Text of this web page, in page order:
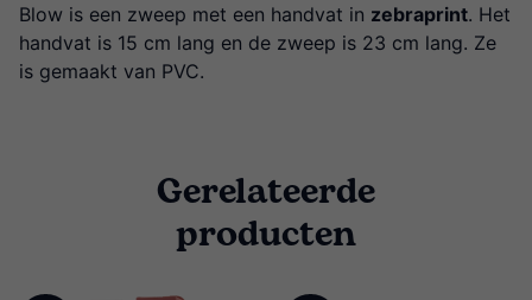
Blow is een zweep met een handvat in zebraprint. Het
handvat is 15 cm lang en de zweep is 23 cm lang. Ze
is gemaakt van PVC.
Gerelateerde
producten